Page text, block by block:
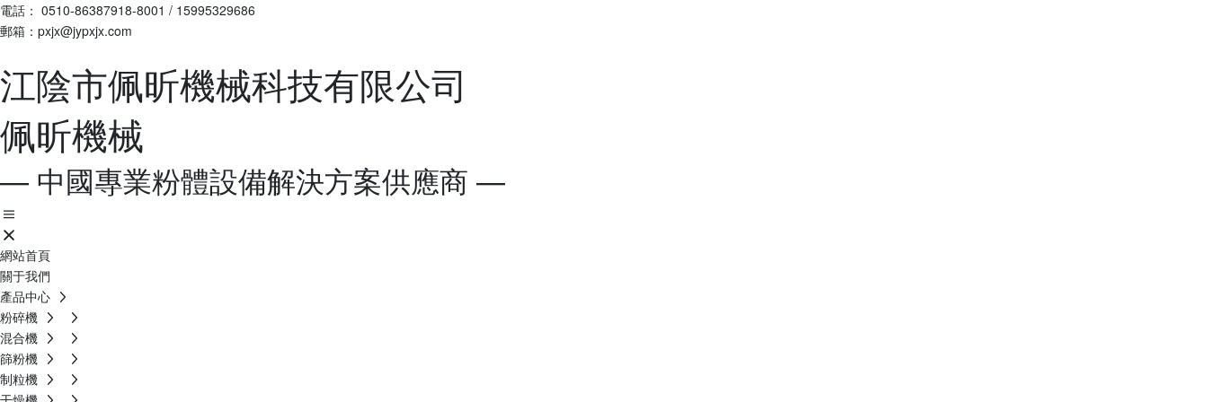
電話： 0510-86387918-8001 / 15995329686
郵箱：pxjx@jypxjx.com
江陰市佩昕機械科技有限公司
佩昕機械
— 中國專業粉體設備解決方案供應商 —
網站首頁
關于我們
產品中心
粉碎機
混合機
篩粉機
制粒機